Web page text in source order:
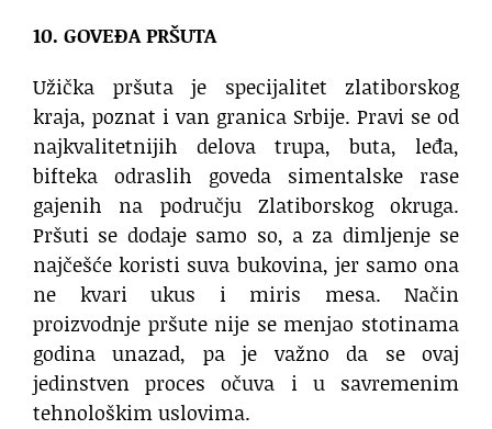
10. GOVEĐA PRŠUTA
Užička pršuta je specijalitet zlatiborskog
kraja, poznat i van granica Srbije. Pravi se od
najkvalitetnijih delova trupa, buta, leđa,
bifteka odraslih goveda simentalske rase
gajenih na području Zlatiborskog okruga.
Pršuti se dodaje samo so, a za dimljenje se
najčešće koristi suva bukovina, jer samo ona
ne kvari ukus i miris mesa. Način
proizvodnje pršute nije se menjao stotinama
godina unazad, pa je važno da se ovaj
jedinstven proces očuva i u savremenim
tehnološkim uslovima.